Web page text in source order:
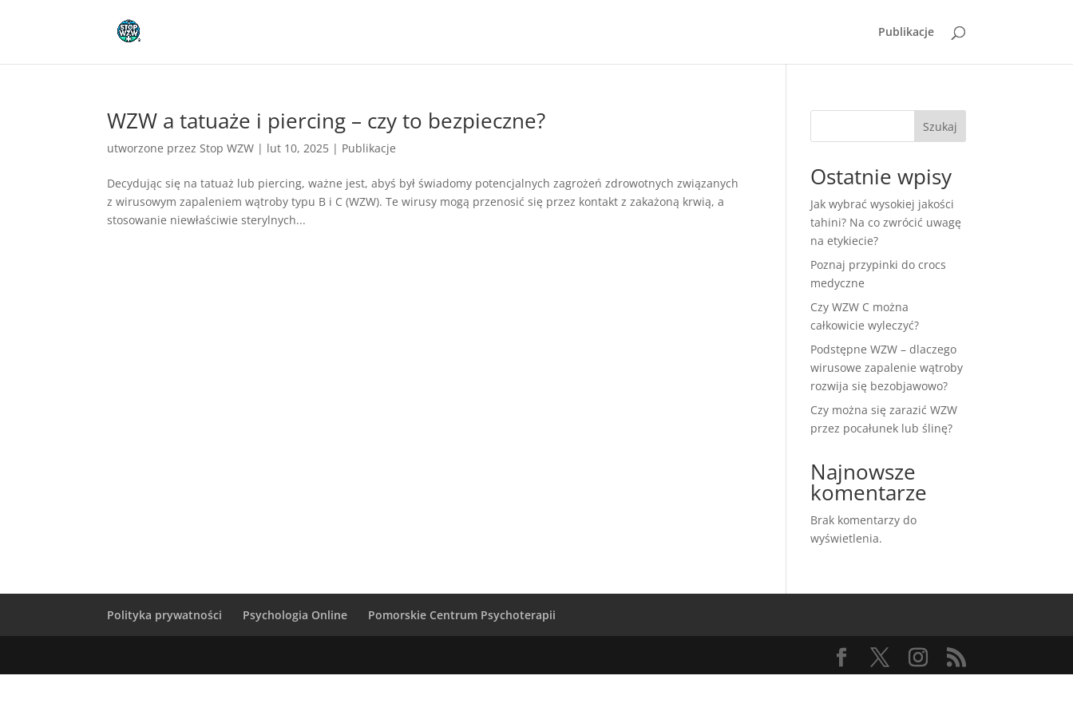
Publikacje
WZW a tatuaże i piercing – czy to bezpieczne?
utworzone przezStop WZW | lut 10, 2025 | Publikacje
Decydując się na tatuaż lub piercing, ważne jest, abyś był świadomy potencjalnych zagrożeń zdrowotnych związanych
z wirusowym zapaleniem wątroby typu B i C (WZW). Te wirusy mogą przenosić się przez kontakt z zakażoną krwią, a
stosowanie niewłaściwie sterylnych...
Szukaj
Ostatnie wpisy
Jak wybrać wysokiej jakości
tahini? Na co zwrócić uwagę
na etykiecie?
Poznaj przypinki do crocs
medyczne
Czy WZW C można
całkowicie wyleczyć?
Podstępne WZW – dlaczego
wirusowe zapalenie wątroby
rozwija się bezobjawowo?
Czy można się zarazić WZW
przez pocałunek lub ślinę?
Najnowsze
komentarze
Brak komentarzy do
wyświetlenia.
Polityka prywatności Psychologia Online Pomorskie Centrum Psychoterapii